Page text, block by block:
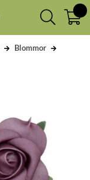
Blommor